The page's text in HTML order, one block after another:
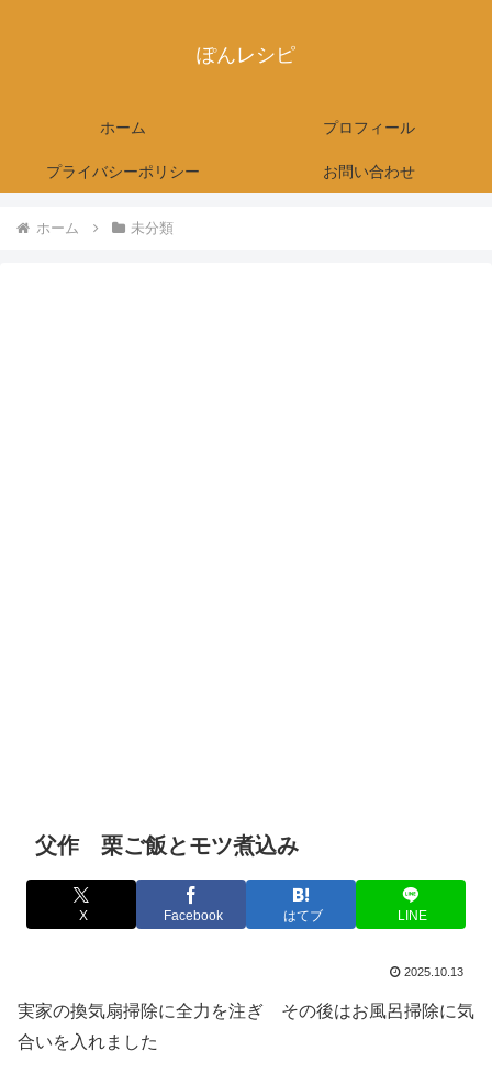
ぽんレシピ
ホーム プロフィール
プライバシーポリシー お問い合わせ
ホーム 未分類
父作 栗ご飯とモツ煮込み
X Facebook はてブ LINE
2025.10.13
実家の換気扇掃除に全力を注ぎ その後はお風呂掃除に気
合いを入れました